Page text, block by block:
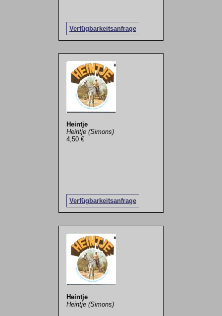
Verfügbarkeitsanfrage
Heintje
Heintje (Simons)
4,50 €
Verfügbarkeitsanfrage
Heintje
Heintje (Simons)